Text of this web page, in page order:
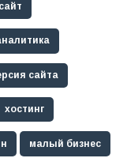
сайт
сайта
хостинг
малый бизнес